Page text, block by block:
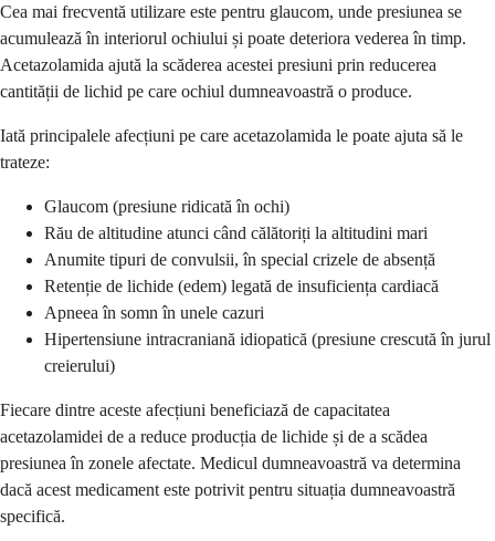
Cea mai frecventă utilizare este pentru glaucom, unde presiunea se
acumulează în interiorul ochiului și poate deteriora vederea în timp.
Acetazolamida ajută la scăderea acestei presiuni prin reducerea
cantității de lichid pe care ochiul dumneavoastră o produce.
Iată principalele afecțiuni pe care acetazolamida le poate ajuta să le
trateze:
Glaucom (presiune ridicată în ochi)
Rău de altitudine atunci când călătoriți la altitudini mari
Anumite tipuri de convulsii, în special crizele de absență
Retenție de lichide (edem) legată de insuficiența cardiacă
Apneea în somn în unele cazuri
Hipertensiune intracraniană idiopatică (presiune crescută în jurul
creierului)
Fiecare dintre aceste afecțiuni beneficiază de capacitatea
acetazolamidei de a reduce producția de lichide și de a scădea
presiunea în zonele afectate. Medicul dumneavoastră va determina
dacă acest medicament este potrivit pentru situația dumneavoastră
specifică.